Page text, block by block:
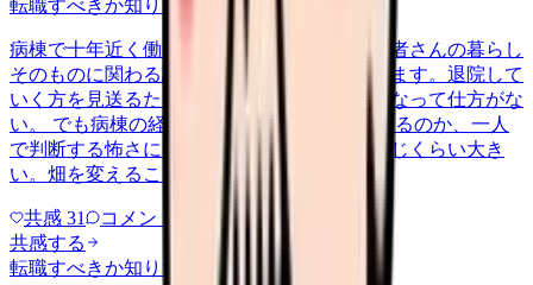
転職すべきか知りたい
病棟で十年近く働いてきましたが、最近は患者さんの暮らし
そのものに関わる訪問看護に強く惹かれています。退院して
いく方を見送るたびに、その後の生活が気になって仕方がな
い。 でも病棟の経験が在宅でどこまで通用するのか、一人
で判断する怖さに耐えられるのか、不安も同じくらい大き
い。畑を変えることが今さら許さ…
共感 31 コメント
共感する
転職すべきか知りたい
nenshu 2026/6/25